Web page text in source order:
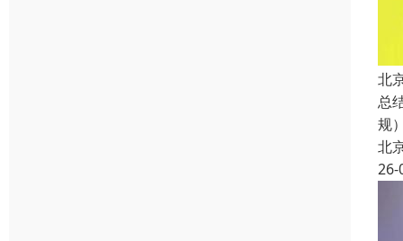
北
总
规
北
26-